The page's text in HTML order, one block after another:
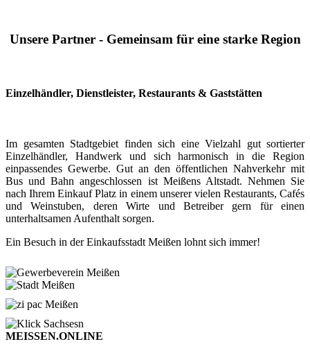
Unsere Partner - Gemeinsam für eine starke Region
Einzelhändler, Dienstleister, Restaurants & Gaststätten
Im gesamten Stadtgebiet finden sich eine Vielzahl gut sortierter
Einzelhändler, Handwerk und sich harmonisch in die Region
einpassendes Gewerbe. Gut an den öffentlichen Nahverkehr mit
Bus und Bahn angeschlossen ist Meißens Altstadt. Nehmen Sie
nach Ihrem Einkauf Platz in einem unserer vielen Restaurants, Cafés
und Weinstuben, deren Wirte und Betreiber gern für einen
unterhaltsamen Aufenthalt sorgen.
Ein Besuch in der Einkaufsstadt Meißen lohnt sich immer!
MEISSEN.ONLINE